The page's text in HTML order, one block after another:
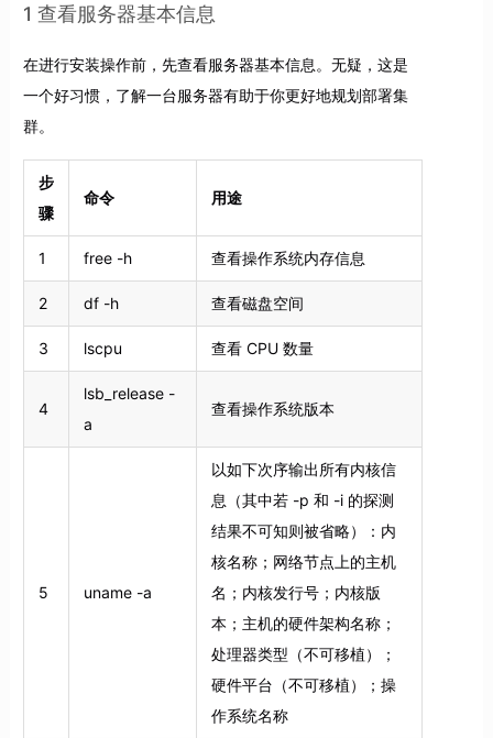
1 查看服务器基本信息
在进行安装操作前，先查看服务器基本信息。无疑，这是
一个好习惯，了解一台服务器有助于你更好地规划部署集
群。
步
骤
命令 用途
1 free -h 查看操作系统内存信息
2 df -h 查看磁盘空间
3 lscpu 查看 CPU 数量
4
lsb_release -
a
查看操作系统版本
5 uname -a
以如下次序输出所有内核信
息（其中若 -p 和 -i 的探测
结果不可知则被省略）：内
核名称；网络节点上的主机
名；内核发行号；内核版
本；主机的硬件架构名称；
处理器类型（不可移植）；
硬件平台（不可移植）；操
作系统名称